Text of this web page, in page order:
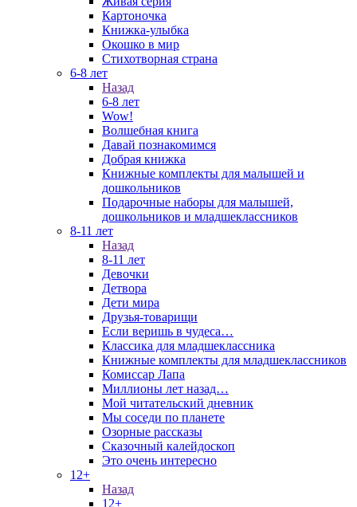
Картоночка
Книжка-улыбка
Окошко в мир
Стихотворная страна
6-8 лет
Назад
6-8 лет
Wow!
Волшебная книга
Давай познакомимся
Добрая книжка
Книжные комплекты для малышей и
дошкольников
Подарочные наборы для малышей,
дошкольников и младшеклассников
8-11 лет
Назад
8-11 лет
Девочки
Детвора
Дети мира
Друзья-товарищи
Если веришь в чудеса…
Классика для младшеклассника
Книжные комплекты для младшеклассников
Комиссар Лапа
Миллионы лет назад…
Мой читательский дневник
Мы соседи по планете
Озорные рассказы
Сказочный калейдоскоп
Это очень интересно
12+
Назад
12+